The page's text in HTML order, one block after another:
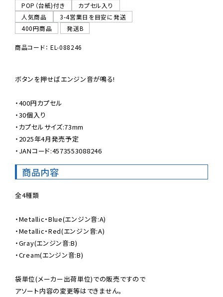
POP（台紙)付き
カプセル入り
人気商品
3-4営業日を目安に発送
400円商品
発送B
商品コード： EL-088246
ボタンを押せばエンジン音が鳴る!
・400円カプセル
・30個入り
・カプセルサイズ:73mm
・2025年4月発売予定
・JANコード:4573553088246
商品内容
全4種類
・Metallic・Blue(エンジン音:A)
・Metallic・Red(エンジン音:A)
・Gray(エンジン音:B)
・Cream(エンジン音:B)
袋単位(メーカー出荷単位)での販売ですので
アソート内容の変更等はできません。